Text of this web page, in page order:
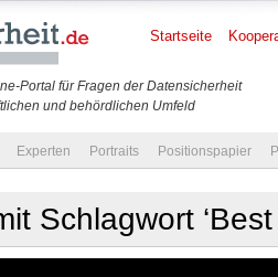
Portal für Fragen der Datensicherheit
und behördlichen Umfeld
Startseite
Experten Portraits Positionspapier
Schlagwort ‘Best